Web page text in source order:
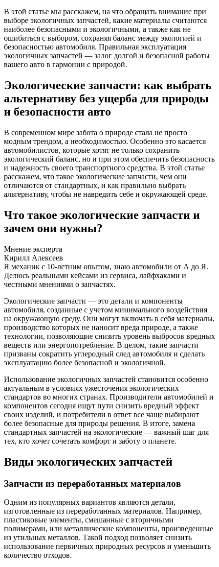
В этой статье мы расскажем, на что обращать внимание при
выборе экологичных запчастей, какие материалы считаются
наиболее безопасными и экологичными, а также как не
ошибиться с выбором, сохраняя баланс между экологией и
безопасностью автомобиля. Правильная эксплуатация
экологичных запчастей — залог долгой и безопасной работы
вашего авто в гармонии с природой.
Экологические запчасти: как выбрать
альтернативу без ущерба для природы
и безопасности авто
В современном мире забота о природе стала не просто
модным трендом, а необходимостью. Особенно это касается
автомобилистов, которые хотят не только сохранить
экологический баланс, но и при этом обеспечить безопасность
и надежность своего транспортного средства. В этой статье
расскажем, что такое экологические запчасти, чем они
отличаются от стандартных, и как правильно выбрать
альтернативу, чтобы не навредить себе и окружающей среде.
Что такое экологические запчасти и
зачем они нужны?
Мнение эксперта
Кирилл Алексеев
Я механик с 10-летним опытом, знаю автомобили от А до Я.
Делюсь реальными кейсами из сервиса, лайфхаками и
честными мнениями о запчастях.
Экологические запчасти — это детали и компоненты
автомобиля, созданные с учетом минимального воздействия
на окружающую среду. Они могут включать в себя материалы,
производство которых не наносит вреда природе, а также
технологии, позволяющие снизить уровень выбросов вредных
веществ или энергопотребление. В целом, такие запчасти
призваны сократить углеродный след автомобиля и сделать
эксплуатацию более безопасной и экологичной.
Использование экологичных запчастей становится особенно
актуальным в условиях ужесточения экологических
стандартов во многих странах. Производители автомобилей и
компонентов сегодня ищут пути снизить вредный эффект
своих изделий, и потребители в ответ все чаще выбирают
более безопасные для природы решения. В итоге, замена
стандартных запчастей на экологические — важный шаг для
тех, кто хочет сочетать комфорт и заботу о планете.
Виды экологических запчастей
Запчасти из переработанных материалов
Одним из популярных вариантов являются детали,
изготовленные из переработанных материалов. Например,
пластиковые элементы, смешанные с вторичными
полимерами, или металлические компоненты, произведенные
из утильных металлов. Такой подход позволяет снизить
использование первичных природных ресурсов и уменьшить
количество отходов.